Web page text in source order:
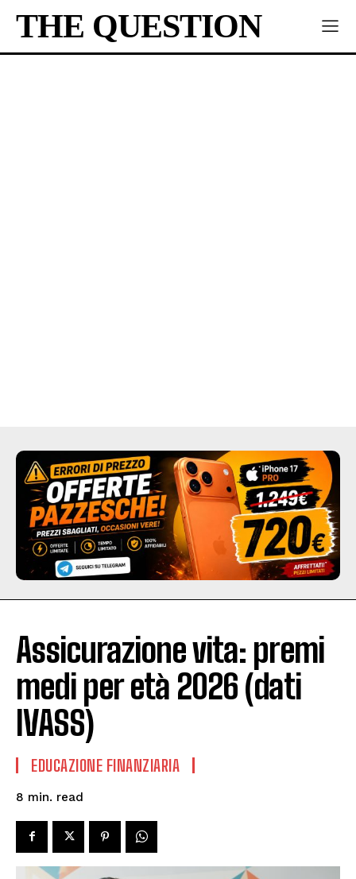
THE QUESTION
Assicurazione vita: premi
medi per età 2026 (dati
IVASS)
EDUCAZIONE FINANZIARIA
8 min. read